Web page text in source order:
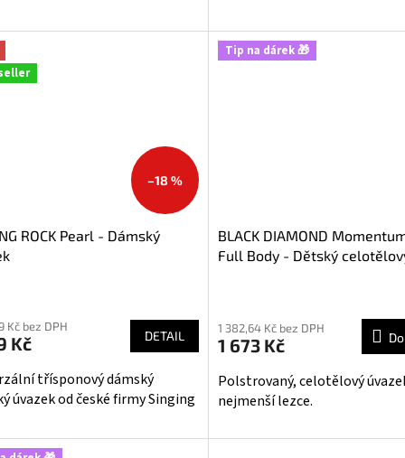
–18 %
ROCK Pearl - Dámský
Kč bez DPH
Kč DETAIL
třísponový dámský
úvazek od české firmy Singing
Tip na dárek 🎁
BLACK DIAMOND
Full Body - Dětský
produktu
je
5,0
z
hvězdiček.
1 382,64 Kč bez DPH
1 673 Kč
Polstrovaný, celotělový
nejmenší lezce.